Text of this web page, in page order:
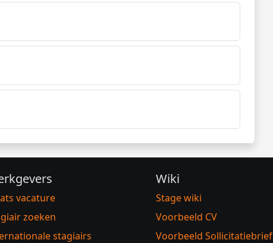
vacature
zoeken
stagiairs
Wiki
Stage wiki
Voorbeeld CV
Voorbeeld Sollicitatiebrief